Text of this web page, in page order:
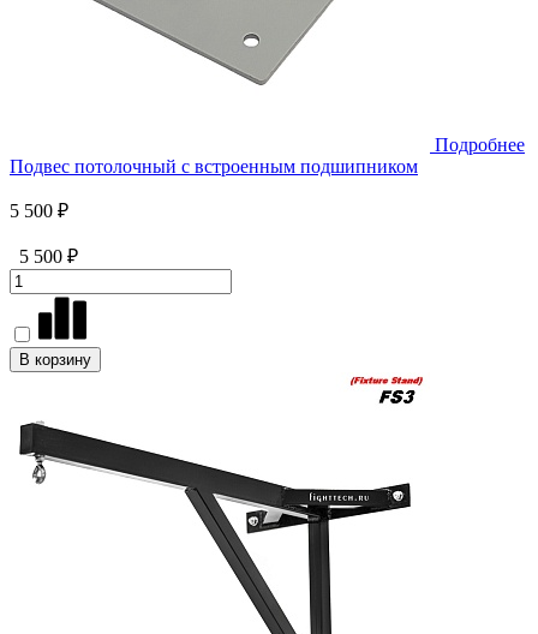
Подробнее
Подвес потолочный с встроенным подшипником
5 500 ₽
5 500 ₽
В корзину